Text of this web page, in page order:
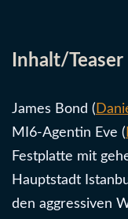
Inhalt/Teaser
James Bond (
MI6-Agentin Eve (
Festplatte mit
Hauptstadt
den aggressiven